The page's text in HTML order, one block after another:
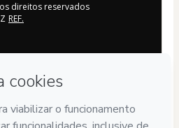
direitos reservados
REF.
100% segura